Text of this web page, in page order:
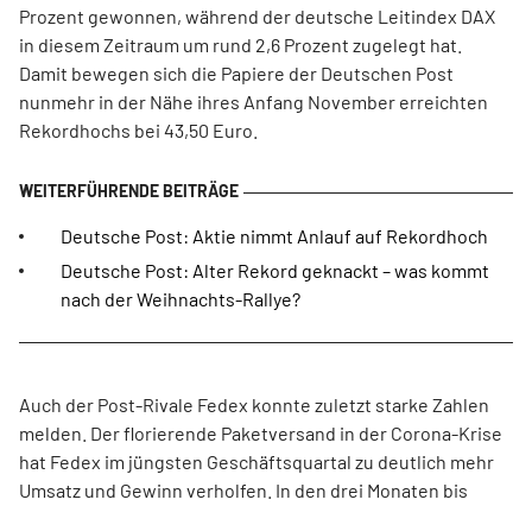
Prozent gewonnen, während der deutsche Leitindex DAX
in diesem Zeitraum um rund 2,6 Prozent zugelegt hat.
Damit bewegen sich die Papiere der Deutschen Post
nunmehr in der Nähe ihres Anfang November erreichten
Rekordhochs bei 43,50 Euro.
Deutsche Post: Aktie nimmt Anlauf auf Rekordhoch
Deutsche Post: Alter Rekord geknackt – was kommt
nach der Weihnachts-Rallye?
Auch der Post-Rivale Fedex konnte zuletzt starke Zahlen
melden. Der florierende Paketversand in der Corona-Krise
hat Fedex im jüngsten Geschäftsquartal zu deutlich mehr
Umsatz und Gewinn verholfen. In den drei Monaten bis